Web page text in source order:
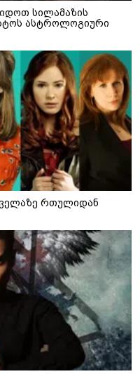
სილამაზის
ასტროლოგიური
რთულიდან